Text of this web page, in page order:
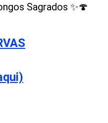
Sagrados ✨🍄